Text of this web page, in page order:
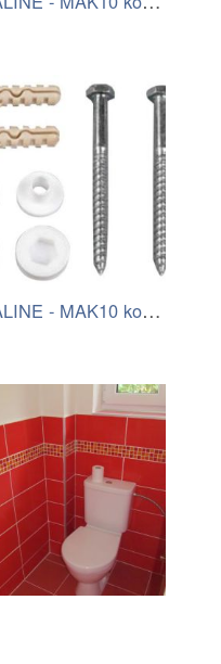
AQUALINE - MAK10 kotvící sada pro WC…